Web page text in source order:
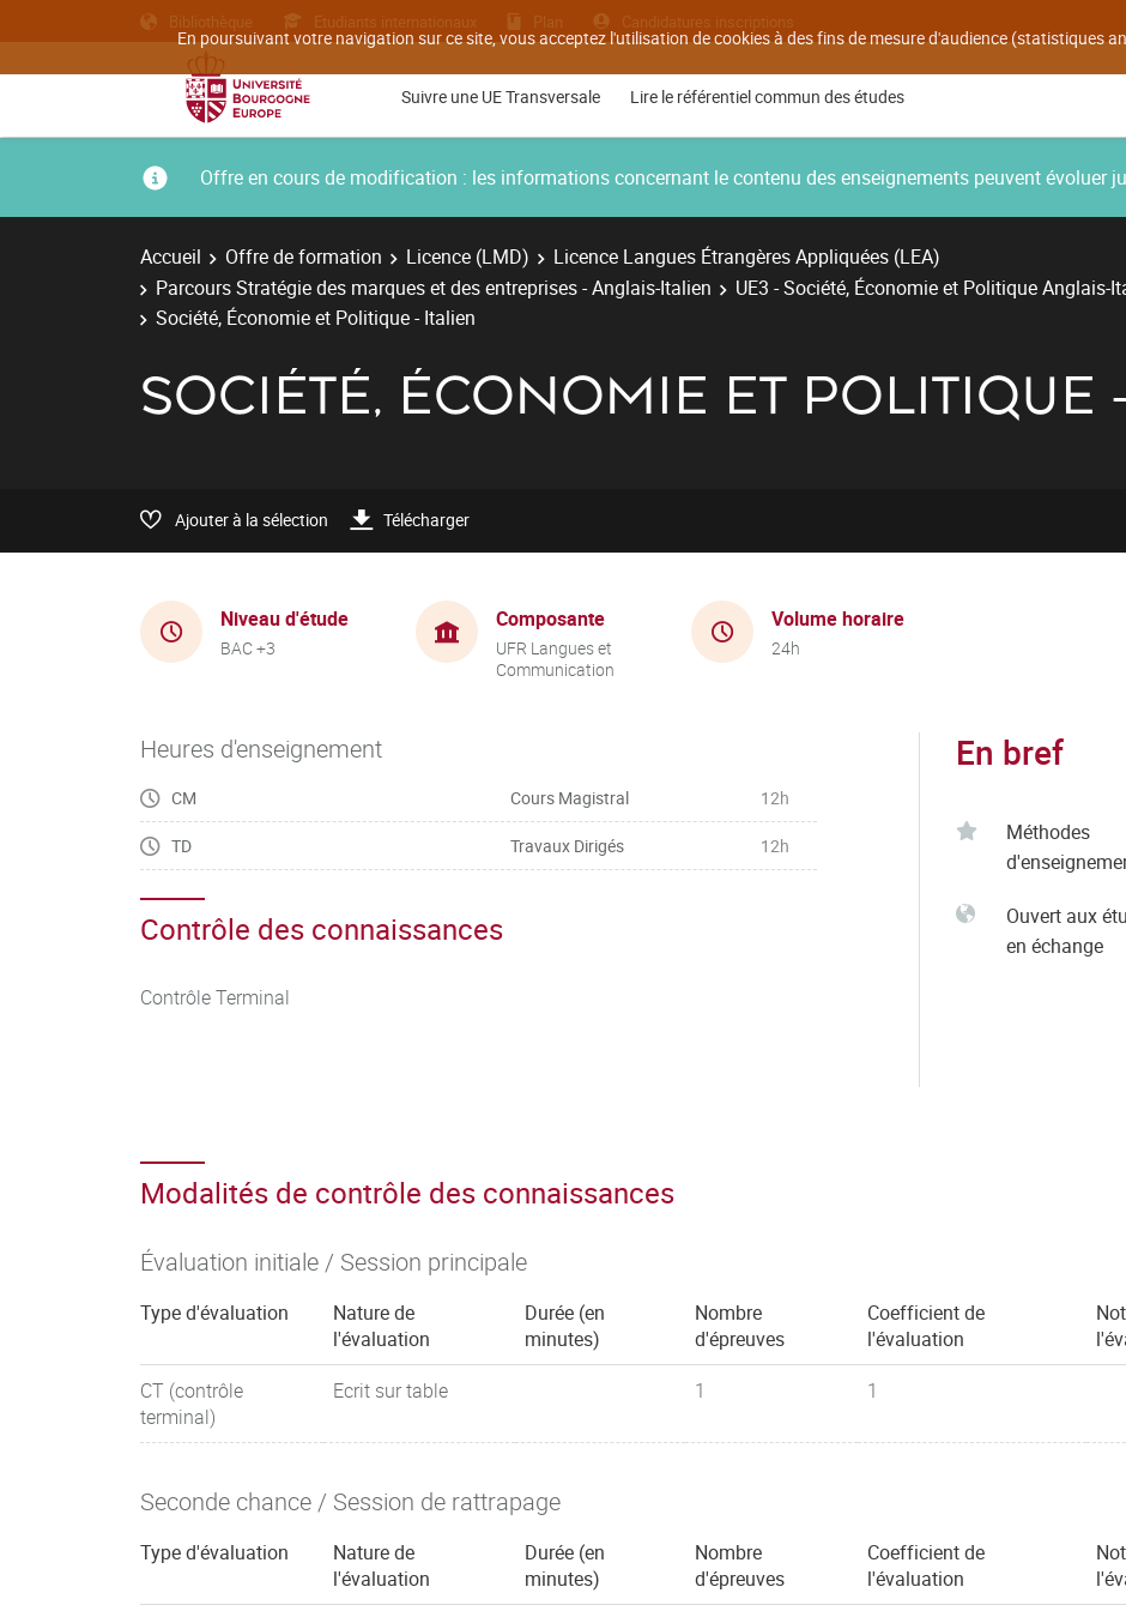
En poursuivant votre navigation sur ce site, vous acceptez l'utilisation de cookies à des fins de mesure d'audience (statistiques
Bibliothèque Etudiants internationaux Plan Candidatures inscriptions
Suivre une UE Transversale Lire le référentiel commun des études
Offre en cours de modification : les informations concernant le contenu des enseignements peuvent évoluer
Accueil Offre de formation Licence (LMD)
Licence Langues Étrangères Appliquées (LEA)
Parcours Stratégie des marques et des entreprises - Anglais-Italien
UE3 - Société, Économie et Politique Anglais-
Société, Économie et Politique - Italien
SOCIÉTÉ, ÉCONOMIE ET POLITIQUE
Ajouter à la sélection Télécharger
Niveau d'étude
BAC +3
Composante
UFR Langues et
Communication
Volume horaire
24h
Heures d'enseignement
CM Cours Magistral 12h
TD Travaux Dirigés 12h
Contrôle des connaissances
Contrôle Terminal
En bref
Méthodes
Ouvert aux
en échange
Modalités de contrôle des connaissances
Évaluation initiale / Session principale
Type d'évaluation
Nature de
l'évaluation
Durée (en
minutes)
Nombre
d'épreuves
Coefficient de
l'évaluation
CT (contrôle
terminal)
Ecrit sur table 1 1
Seconde chance / Session de rattrapage
Type d'évaluation
Nature de
l'évaluation
Durée (en
minutes)
Nombre
d'épreuves
Coefficient de
l'évaluation